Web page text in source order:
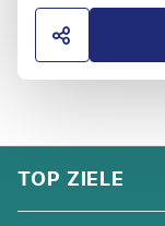
HOTEL
TOP ZIELE